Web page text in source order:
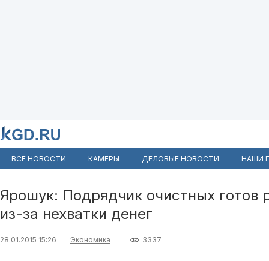
ВСЕ НОВОСТИ КАМЕРЫ ДЕЛОВЫЕ НОВОСТИ НАШИ
Ярошук: Подрядчик очистных готов
из-за нехватки денег
28.01.2015 15:26 Экономика 3337